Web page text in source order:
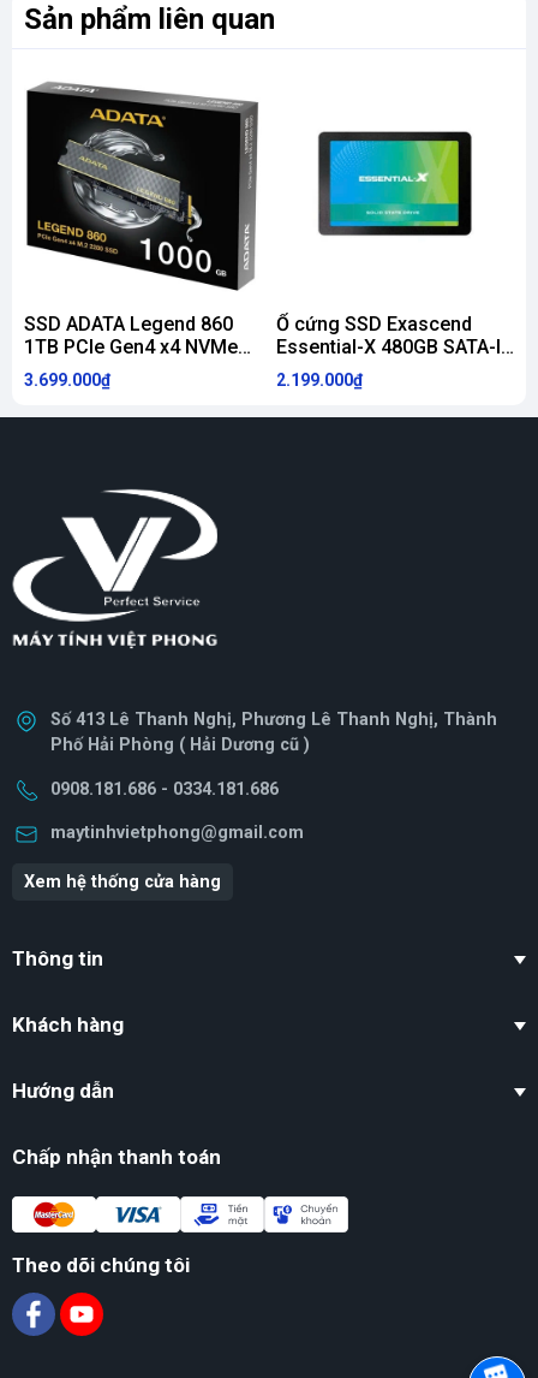
Sản phẩm liên quan
SSD ADATA Legend 860
1TB PCIe Gen4 x4 NVMe
M.2 SLEG-860-1000GCS
3.699.000₫
Ổ cứng SSD Exascend
Essential-X 480GB SATA-III
2.5 inch
2.199.000₫
Số 413 Lê Thanh Nghị, Phương Lê Thanh Nghị, Thành
Phố Hải Phòng ( Hải Dương cũ )
0908.181.686 - 0334.181.686
maytinhvietphong@gmail.com
Xem hệ thống cửa hàng
Thông tin
Khách hàng
Hướng dẫn
Chấp nhận thanh toán
Theo dõi chúng tôi